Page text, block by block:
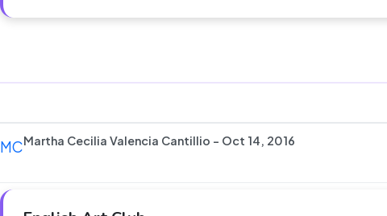
MCMartha Cecilia Valencia Cantillio - Oct 14, 2016